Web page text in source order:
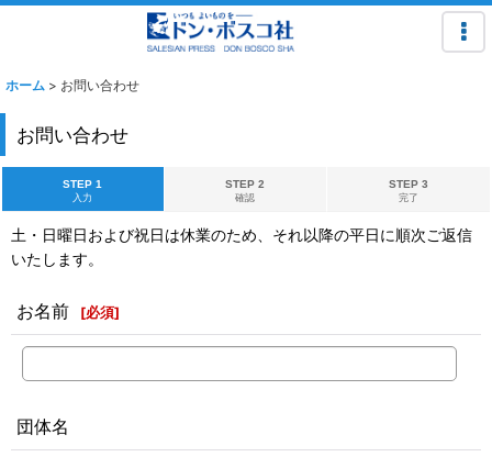
ホーム > お問い合わせ
お問い合わせ
STEP 1
入力
STEP 2
確認
STEP 3
完了
土・日曜日および祝日は休業のため、それ以降の平日に順次ご返信
いたします。
お名前 [必須]
団体名